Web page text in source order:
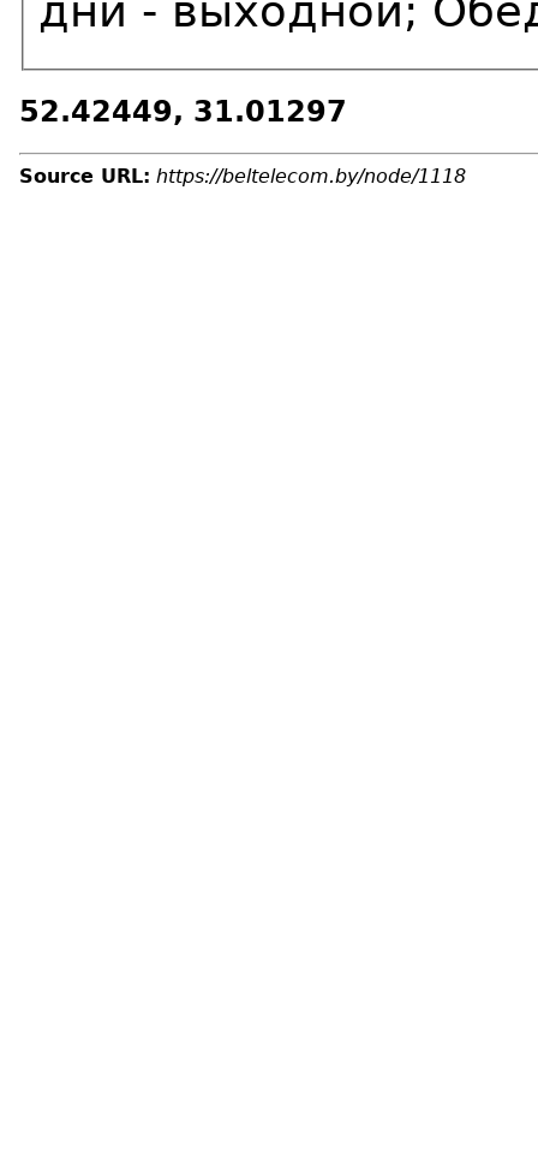
дни - выходной;
52.42449, 31.01297
Source URL: https://beltelecom.by/node/1118